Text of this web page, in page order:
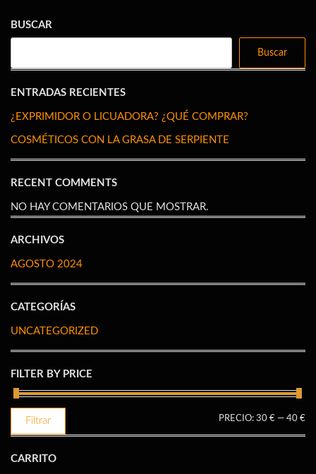
BUSCAR
Buscar
ENTRADAS RECIENTES
¿EXPRIMIDOR O LICUADORA? ¿QUÉ COMPRAR?
COSMÉTICOS CON LA GRASA DE SERPIENTE
RECENT COMMENTS
NO HAY COMENTARIOS QUE MOSTRAR.
ARCHIVOS
AGOSTO 2024
CATEGORÍAS
UNCATEGORIZED
FILTER BY PRICE
Filtrar PRECIO: 30 € — 40 €
CARRITO